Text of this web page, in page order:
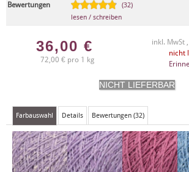
Bewertungen
(32)
lesen / schreiben
36,00 €
72,00 € pro 1 kg
inkl. MwSt ,
nicht
Farbauswahl Details Bewertungen (32)